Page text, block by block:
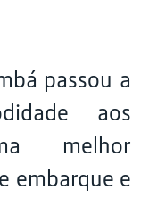
passou a
aos
melhor
embarque e